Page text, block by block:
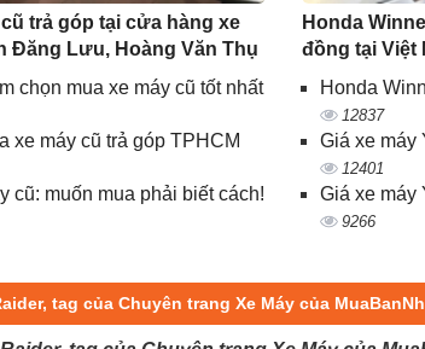
cũ trả góp tại cửa hàng xe
Đăng Lưu, Hoàng Văn Thụ
chọn mua xe máy cũ tốt nhất
xe máy cũ trả góp TPHCM
cũ: muốn mua phải biết cách!
Honda
đồng tại Việt
Honda
12837
Giá xe máy
12401
Giá xe máy
9266
tag của Chuyên trang Xe Máy của